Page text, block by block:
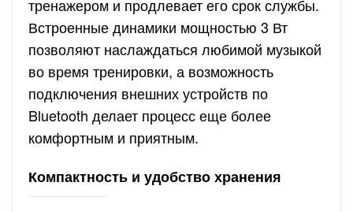
тренажером и продлевает его срок службы.
Встроенные динамики мощностью 3 Вт
позволяют наслаждаться любимой музыкой
во время тренировки, а возможность
подключения внешних устройств по
Bluetooth делает процесс еще более
комфортным и приятным.
Компактность и удобство хранения